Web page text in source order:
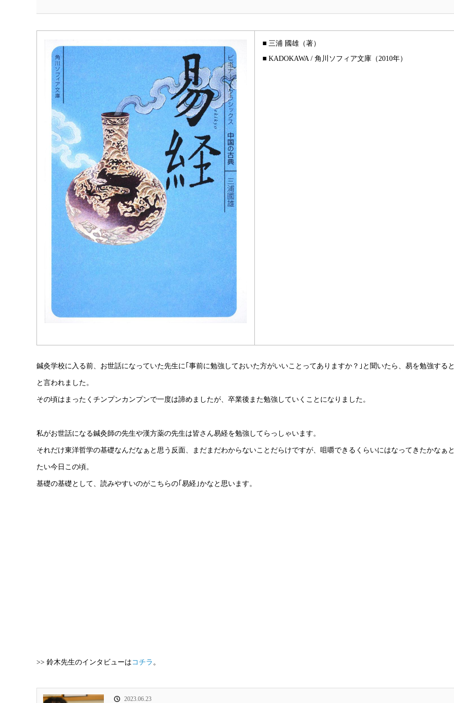
■ 三浦 國雄（著）
■ KADOKAWA / 角川ソフィア文庫（2010年）
鍼灸学校に入る前、お世話になっていた先生に｢事前に勉強しておいた方がいいことってありますか？｣と聞いたら、易を勉強する
と言われました。
その頃はまったくチンプンカンプンで一度は諦めましたが、卒業後また勉強していくことになりました。
私がお世話になる鍼灸師の先生や漢方薬の先生は皆さん易経を勉強してらっしゃいます。
それだけ東洋哲学の基礎なんだなぁと思う反面、まだまだわからないことだらけですが、咀嚼できるくらいにはなってきたかなぁ
たい今日この頃。
基礎の基礎として、読みやすいのがこちらの｢易経｣かなと思います。
>> 鈴木先生のインタビューは コチラ 。
2023.06.23